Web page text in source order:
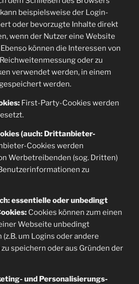
beispielsweise der Login-
oder bevorzugte Inhalte direkt
wenn der Nutzer eine Website
können die Interessen von
oder zu
verwendet werden, in einem
werden.
First-Party-Cookies werden
(auch: Drittanbieter-
Cookies werden
Werbetreibenden (sog. Dritten)
zu
essentielle oder unbedingt
Cookies können zum einen
Webseite unbedingt
um Logins oder andere
speichern oder aus Gründen der
und Personalisierungs-